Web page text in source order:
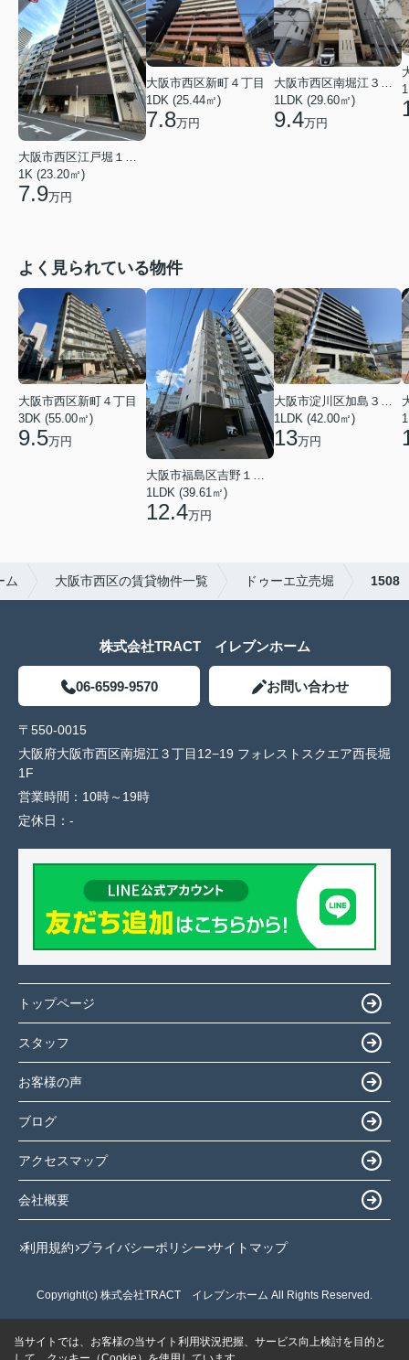
大阪市西区江戸堀１丁目
1K (23.20㎡)
7.9万円
大阪市西区新町４丁目
1DK (25.44㎡)
7.8万円
1LDK (29.60㎡)
9.4万円
よく見られている物件
大阪市西区新町４丁目
3DK (55.00㎡)
9.5万円
大阪市福島区吉野１丁目
1LDK (39.61㎡)
12.4万円
1LDK (42.00㎡)
13万円
ム 大阪市西区の賃貸物件一覧 ドゥーエ立売堀 1508
株式会社TRACT イレブンホーム
06-6599-9570 お問い合わせ
〒550-0015
大阪府大阪市西区南堀江３丁目12−19 フォレストスクエア西長堀
1F
営業時間： 10時～19時
定休日： -
トップページ
スタッフ
お客様の声
ブログ
アクセスマップ
会社概要
利用規約 プライバシーポリシー サイトマップ
Copyright(c) 株式会社TRACT イレブンホーム All Rights Reserved.
当サイトでは、お客様の当サイト利用状況把握、サービス向上検討を目的と